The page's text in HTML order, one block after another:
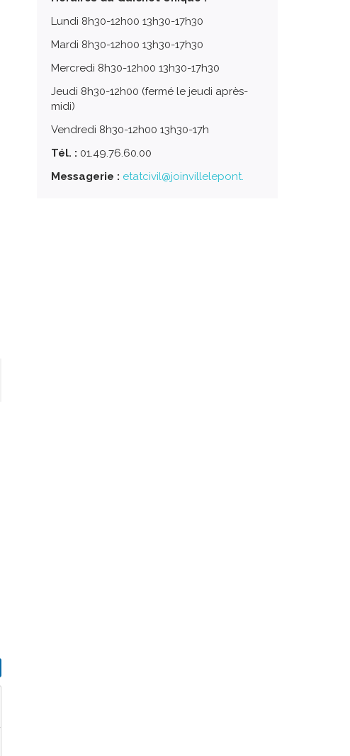
Lundi 8h30-12h00 13h30-17h30
Mardi 8h30-12h00 13h30-17h30
Mercredi 8h30-12h00 13h30-17h30
Jeudi 8h30-12h00 (fermé le jeudi après-
midi)
Vendredi 8h30-12h00 13h30-17h
Tél. : 01.49.76.60.00
Messagerie : etatcivil@joinvillelepont.